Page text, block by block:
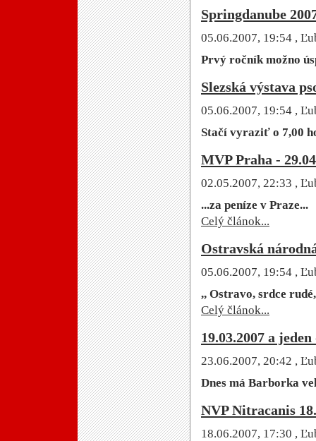
Springdanube
05.06.2007, 19:54 ,
Prvý ročník možno
Slezská výstava
05.06.2007, 19:54 ,
Stačí vyraziť o 7,00
MVP Praha -
02.05.2007, 22:33 ,
...za peníze v Praze...
Celý článok...
Ostravská
05.06.2007, 19:54 ,
,, Ostravo, srdce
Celý článok...
19.03.2007 a
23.06.2007, 20:42 ,
Dnes má Barborka
NVP Nitracanis
18.06.2007, 17:30 ,